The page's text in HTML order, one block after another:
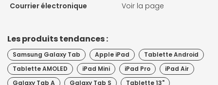
Courrier électronique
Voir la page
Les produits tendances :
Samsung Galaxy Tab Apple iPad
Tablette Android
Tablette AMOLED
iPad Mini iPad Pro
iPad Air
Galaxy Tab A
Galaxy Tab S Tablette 13"